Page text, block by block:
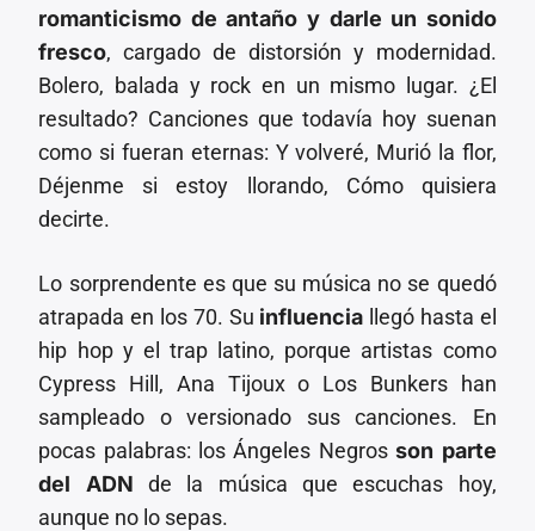
romanticismo de antaño y darle un sonido
fresco, cargado de distorsión y modernidad.
Bolero, balada y rock en un mismo lugar. ¿El
resultado? Canciones que todavía hoy suenan
como si fueran eternas: Y volveré, Murió la flor,
Déjenme si estoy llorando, Cómo quisiera
decirte.
Lo sorprendente es que su música no se quedó
atrapada en los 70. Su influencia llegó hasta el
hip hop y el trap latino, porque artistas como
Cypress Hill, Ana Tijoux o Los Bunkers han
sampleado o versionado sus canciones. En
pocas palabras: los Ángeles Negrosson parte
del ADN de la música que escuchas hoy,
aunque no lo sepas.